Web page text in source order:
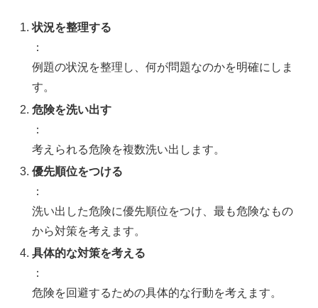
状況を整理する
：
例題の状況を整理し、何が問題なのかを明確にしま
す。
危険を洗い出す
：
考えられる危険を複数洗い出します。
優先順位をつける
：
洗い出した危険に優先順位をつけ、最も危険なもの
から対策を考えます。
具体的な対策を考える
：
危険を回避するための具体的な行動を考えます。